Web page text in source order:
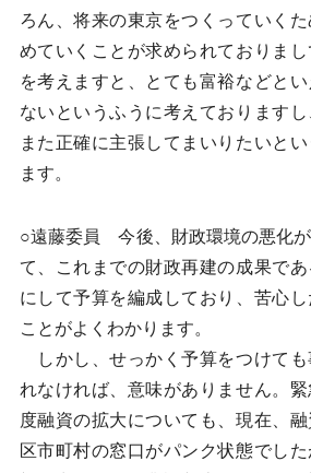
ろん、将来の東京をつくっていく
めていくことが求められておりま
を考えますと、とても富裕などと
ないというふうに考えております
また正確に主張してまいりたいと
ます。
○遠藤委員 今後、財政環境の悪化
て、これまでの財政再建の成果で
にして予算を編成しており、苦心
ことがよくわかります。
しかし、せっかく予算をつけても
れなければ、意味がありません。
度融資の拡大についても、現在、
区市町村の窓口がパンク状態でし